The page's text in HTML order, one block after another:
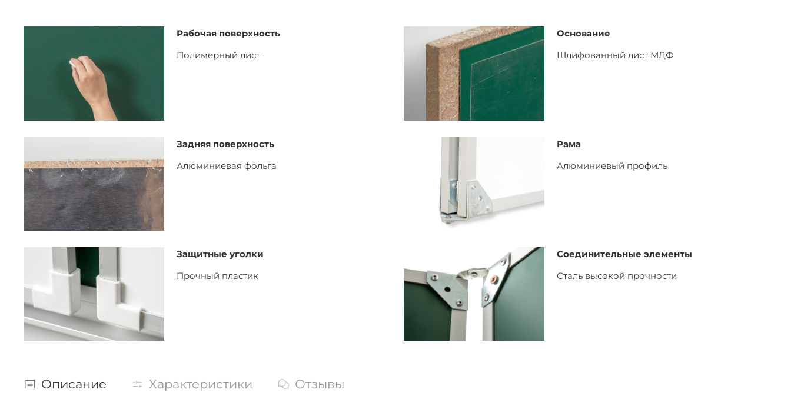
Рабочая поверхность
Полимерный лист
Основание
Шлифованный лист МДФ
Задняя поверхность
Алюминиевая фольга
Рама
Алюминиевый профиль
Защитные уголки
Прочный пластик
Соединительные элементы
Сталь высокой прочности
Описание Характеристики Отзывы